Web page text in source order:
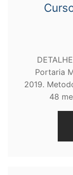
Portaria
2019.
48